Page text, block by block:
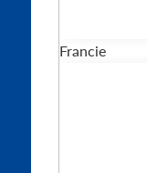
Francie